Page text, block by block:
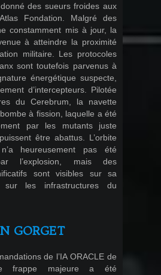
des sueurs froides aux
Fondation. Malgré des
constamment mis à jour, la
à atteindre la proximité
militaire. Les protocoles
sont toutefois parvenus à
énergétique suspecte,
d’intercepteurs. Pilotée
du Cerebrum, la navette
à fission, laquelle a été
par les mutants juste
être abattus. L’orbite
heureusement pas été
l’explosion, mais des
sont visibles sur sa
sur les infrastructures du
GORGET
de l’IA ORACLE de
frappe majeure a été